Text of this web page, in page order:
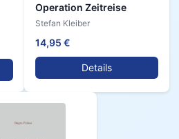
Operation Zeitreise
Stefan Kleiber
14,95 €
Details